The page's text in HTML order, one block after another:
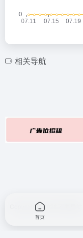
相关导航
Copyright © 2026
首页